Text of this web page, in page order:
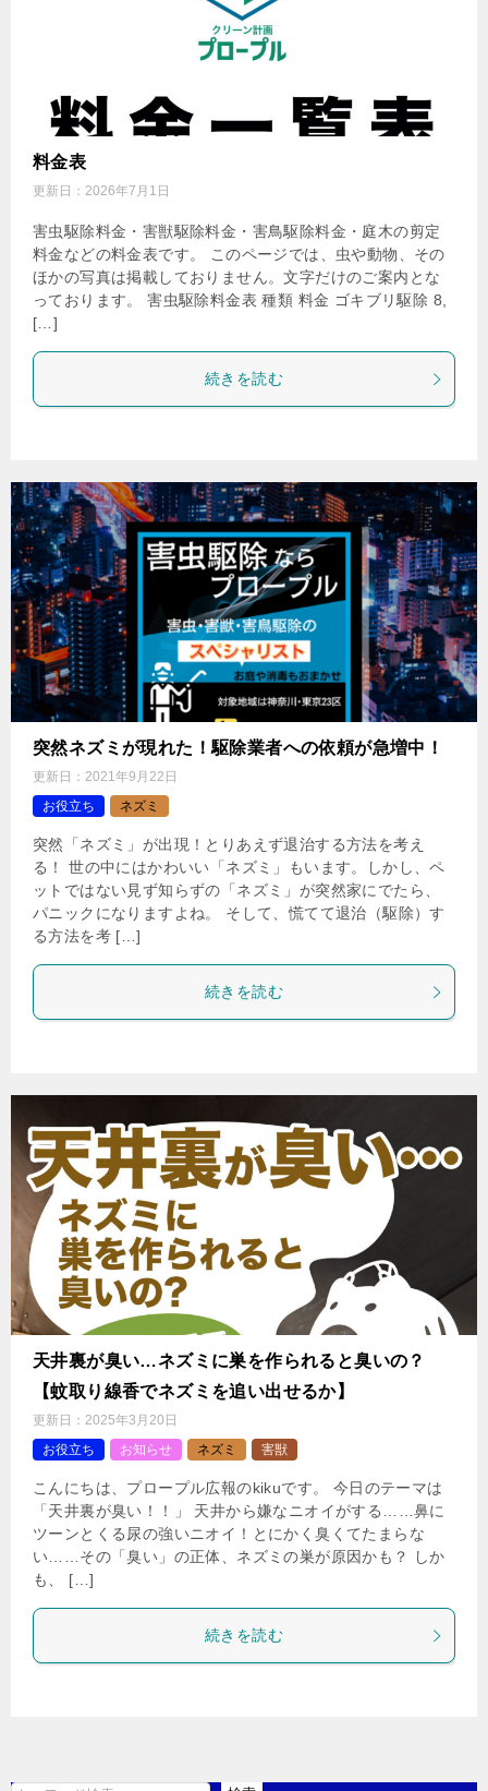
料金表
更新日： 2026年7月1日
害虫駆除料金・害獣駆除料金・害鳥駆除料金・庭木の剪定
料金などの料金表です。 このページでは、虫や動物、その
ほかの写真は掲載しておりません。文字だけのご案内とな
っております。 害虫駆除料金表 種類 料金 ゴキブリ駆除 8,
[…]
続きを読む
突然ネズミが現れた！駆除業者への依頼が急増中！
更新日： 2021年9月22日
お役立ち
ネズミ
突然「ネズミ」が出現！とりあえず退治する方法を考え
る！ 世の中にはかわいい「ネズミ」もいます。しかし、ペ
ットではない見ず知らずの「ネズミ」が突然家にでたら、
パニックになりますよね。 そして、慌てて退治（駆除）す
る方法を考 […]
続きを読む
天井裏が臭い…ネズミに巣を作られると臭いの？
【蚊取り線香でネズミを追い出せるか】
更新日： 2025年3月20日
お役立ち
お知らせ ネズミ 害獣
こんにちは、プロープル広報のkikuです。 今日のテーマは
「天井裏が臭い！！」 天井から嫌なニオイがする……鼻に
ツーンとくる尿の強いニオイ！とにかく臭くてたまらな
い……その「臭い」の正体、ネズミの巣が原因かも？ しか
も、 […]
続きを読む